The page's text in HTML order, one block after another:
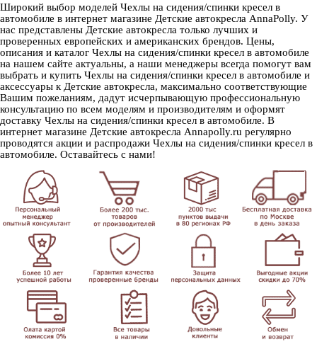
Широкий выбор моделей Чехлы на сидения/спинки кресел в
автомобиле в интернет магазине Детские автокресла AnnaPolly. У
нас представлены Детские автокресла только лучших и
проверенных европейских и американских брендов. Цены,
описания и каталог Чехлы на сидения/спинки кресел в автомобиле
на нашем сайте актуальны, а наши менеджеры всегда помогут вам
выбрать и купить Чехлы на сидения/спинки кресел в автомобиле и
аксессуары к Детские автокресла, максимально соответствующие
Вашим пожеланиям, дадут исчерпывающую профессиональную
консультацию по всем моделям и производителям и оформят
доставку Чехлы на сидения/спинки кресел в автомобиле. В
интернет магазине Детские автокресла Annapolly.ru регулярно
проводятся акции и распродажи Чехлы на сидения/спинки кресел в
автомобиле. Оставайтесь с нами!